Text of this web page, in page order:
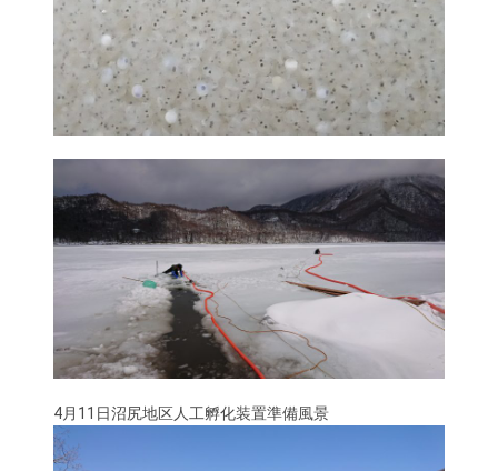
4月11日沼尻地区人工孵化装置準備風景